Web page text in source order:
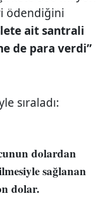
ödendiğini
ait santrali
de para verdi”
sıraladı:
dolardan
sağlanan
dolar.